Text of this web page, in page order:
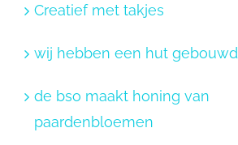
Creatief met takjes
wij hebben een hut gebouwd
de bso maakt honing van
paardenbloemen